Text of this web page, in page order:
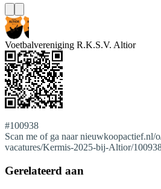
Voetbalvereniging R.K.S.V. Altior
#100938
Scan me of ga naar
vacatures/Kermis-2025-bij-Altior/
Gerelateerd aan